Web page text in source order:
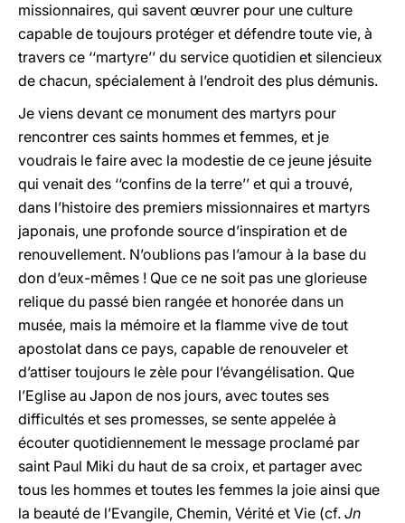
missionnaires, qui savent œuvrer pour une culture
capable de toujours protéger et défendre toute vie, à
travers ce ‘‘martyre’’ du service quotidien et silencieux
de chacun, spécialement à l’endroit des plus démunis.
Je viens devant ce monument des martyrs pour
rencontrer ces saints hommes et femmes, et je
voudrais le faire avec la modestie de ce jeune jésuite
qui venait des ‘‘confins de la terre’’ et qui a trouvé,
dans l’histoire des premiers missionnaires et martyrs
japonais, une profonde source d’inspiration et de
renouvellement. N’oublions pas l’amour à la base du
don d’eux-mêmes ! Que ce ne soit pas une glorieuse
relique du passé bien rangée et honorée dans un
musée, mais la mémoire et la flamme vive de tout
apostolat dans ce pays, capable de renouveler et
d’attiser toujours le zèle pour l’évangélisation. Que
l’Eglise au Japon de nos jours, avec toutes ses
difficultés et ses promesses, se sente appelée à
écouter quotidiennement le message proclamé par
saint Paul Miki du haut de sa croix, et partager avec
tous les hommes et toutes les femmes la joie ainsi que
la beauté de l’Evangile, Chemin, Vérité et Vie (cf. Jn